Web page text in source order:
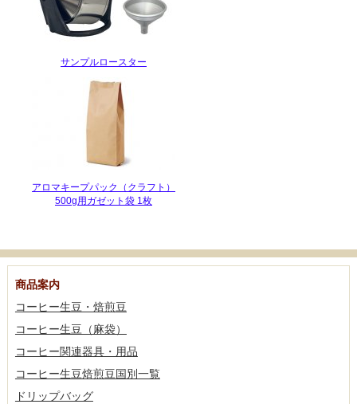
サンプルロースター
アロマキープパック（クラフト）
500g用ガゼット袋 1枚
商品案内
コーヒー生豆・焙煎豆
コーヒー生豆（麻袋）
コーヒー関連器具・用品
コーヒー生豆焙煎豆国別一覧
ドリップバッグ